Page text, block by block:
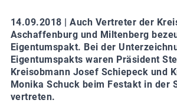
14.09.2018 | Auch Vertreter der
Aschaffenburg und Miltenberg
Eigentumspakt. Bei der
Eigentumspakts waren Präsident
Kreisobmann Josef Schiepeck und
Monika Schuck beim Festakt in der
vertreten.